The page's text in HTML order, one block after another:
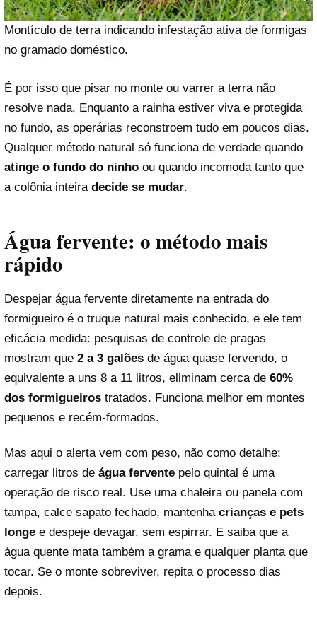
Montículo de terra indicando infestação ativa de formigas
no gramado doméstico.
É por isso que pisar no monte ou varrer a terra não
resolve nada. Enquanto a rainha estiver viva e protegida
no fundo, as operárias reconstroem tudo em poucos dias.
Qualquer método natural só funciona de verdade quando
atinge o fundo do ninho ou quando incomoda tanto que
a colônia inteira decide se mudar.
Água fervente: o método mais
rápido
Despejar água fervente diretamente na entrada do
formigueiro é o truque natural mais conhecido, e ele tem
eficácia medida: pesquisas de controle de pragas
mostram que 2 a 3 galões de água quase fervendo, o
equivalente a uns 8 a 11 litros, eliminam cerca de 60%
dos formigueiros tratados. Funciona melhor em montes
pequenos e recém-formados.
Mas aqui o alerta vem com peso, não como detalhe:
carregar litros de água fervente pelo quintal é uma
operação de risco real. Use uma chaleira ou panela com
tampa, calce sapato fechado, mantenha crianças e pets
longe e despeje devagar, sem espirrar. E saiba que a
água quente mata também a grama e qualquer planta que
tocar. Se o monte sobreviver, repita o processo dias
depois.